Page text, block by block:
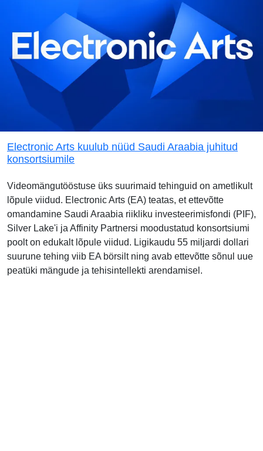
Electronic Arts kuulub nüüd Saudi Araabia juhitud
konsortsiumile
Videomängutööstuse üks suurimaid tehinguid on ametlikult
lõpule viidud. Electronic Arts (EA) teatas, et ettevõtte
omandamine Saudi Araabia riikliku investeerimisfondi (PIF),
Silver Lake'i ja Affinity Partnersi moodustatud konsortsiumi
poolt on edukalt lõpule viidud. Ligikaudu 55 miljardi dollari
suurune tehing viib EA börsilt ning avab ettevõtte sõnul uue
peatüki mängude ja tehisintellekti arendamisel.